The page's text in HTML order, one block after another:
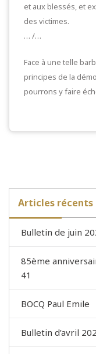
et aux blessés, et
des victimes.
… /…
Face à une telle
principes de la
pourrons y faire
Articles récents
Bulletin de juin
85ème
41
BOCQ Paul Emile
Bulletin d’avril